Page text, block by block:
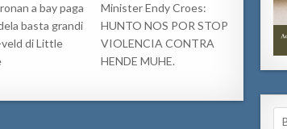
a bay paga
basta grandi
di Little
Minister Endy Croes:
HUNTO NOS POR STOP
VIOLENCIA CONTRA
HENDE MUHE.